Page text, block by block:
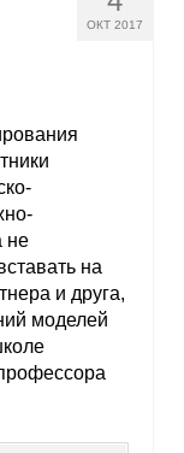
ОКТ 2017
не
на
и друга,
моделей